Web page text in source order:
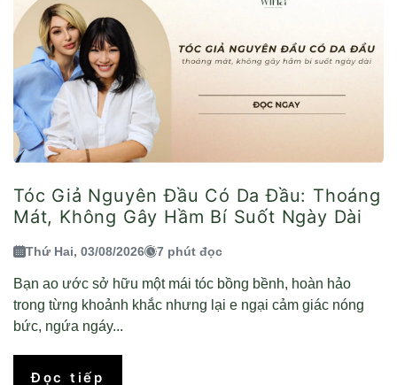
Tóc Giả Nguyên Đầu Có Da Đầu: Thoáng
Mát, Không Gây Hầm Bí Suốt Ngày Dài
Thứ Hai, 03/08/2026 7 phút đọc
Bạn ao ước sở hữu một mái tóc bồng bềnh, hoàn hảo
trong từng khoảnh khắc nhưng lại e ngại cảm giác nóng
bức, ngứa ngáy...
Đọc tiếp